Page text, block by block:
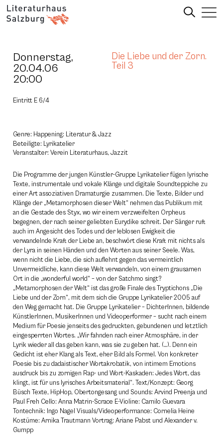
Donnerstag,
20.04.06
20:00
Die Liebe und der Zorn.
Teil 3
Eintritt E 6/4
Genre: Happening: Literatur & Jazz
Beteiligte: Lyrikatelier
Veranstalter: Verein Literaturhaus, Jazzit
Die Programme der jungen Künstler-Gruppe Lyrikatelier fügen lyrische
Texte, instrumentale und vokale Klänge und digitale Soundteppiche zu
einer Art assoziativen Dramaturgie zusammen. Die Texte, Bilder und
Klänge der „Metamorphosen dieser Welt“ nehmen das Publikum mit
an die Gestade des Styx, wo wir einem verzweifelten Orpheus
begegnen, der nach seiner geliebten Eurydike schreit. Der Sänger ruft
auch im Angesicht des Todes und der leblosen Ewigkeit die
verwandelnde Kraft der Liebe an, beschwört diese Kraft mit nichts als
der Lyra in seinen Händen und den Worten aus seiner Seele. Was,
wenn nicht die Liebe, die sich auflehnt gegen das vermeintlich
Unvermeidliche, kann diese Welt verwandeln, von einem grausamen
Ort in die „wonderful world“ – von der Satchmo singt?
„Metamorphosen der Welt“ ist das große Finale des Tryptichons „Die
Liebe und der Zorn“, mit dem sich die Gruppe Lyrikatelier 2005 auf
den Weg gemacht hat. Die Gruppe Lyrikatelier – DichterInnen, bildende
KünstlerInnen, MusikerInnen und Videoperformer – sucht nach einem
Medium für Poesie jenseits des gedruckten, gebundenen und letztlich
eingesperrten Wortes. „Wir fahnden nach einer Atmosphäre, in der
Lyrik wieder all das geben kann, was sie zu geben hat. (…). Denn ein
Gedicht ist eher Klang als Text, eher Bild als Formel. Von konkreter
Poesie bis zu dadaistischer Wortakrobatik, von intimem Emotions
ausdruck bis zu zornigen Rap- und Wort-Kaskaden: Jedes Wort, das
klingt, ist für uns lyrisches Arbeitsmaterial“. Text/Konzept: Georg
Büsch Texte, HipHop, Obertongesang und Sounds: Arvind Preenja und
Paul Freh Cello: Anna Matrin-Scrace E-Violine: Camilo Guevara
Tontechnik: Ingo Nagel Visuals/Videoperformance: Cornelia Heine
Kostüme: Arnika Trautmann Vortrag: Ariane Pabst und Alexander v.
Gumpp